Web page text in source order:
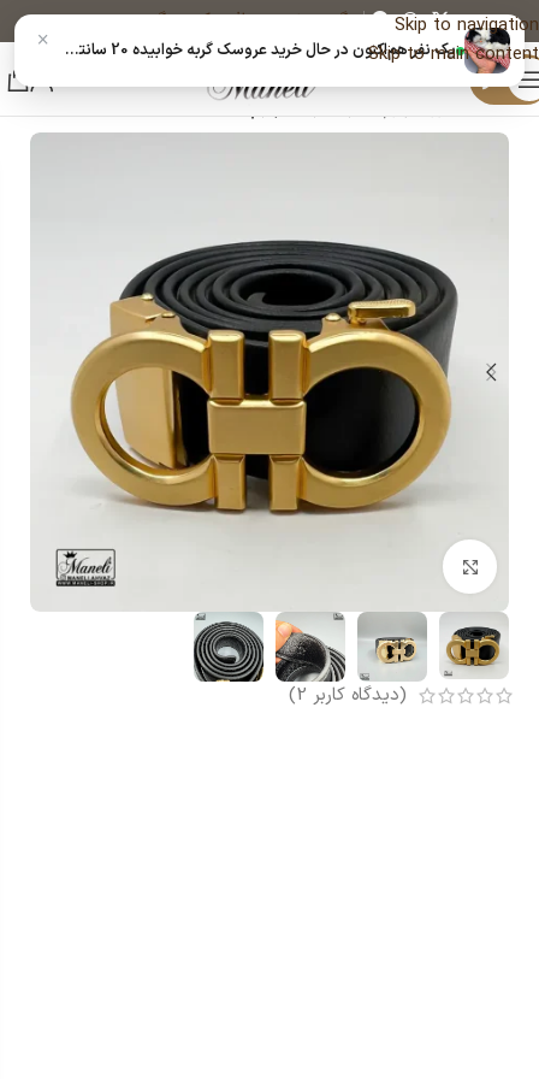
Skip to navigation
Skip to main content
پیگیری خریددریافت کد رهگیری پستی
منو
خانه اکسسوری چرم کمربند ریلی چرم
بزرگنمایی تصویر
(دیدگاه کاربر 2
)
یک نفر هم‌اکنون در حال خرید عروسک گربه خوابیده 20 سانتی | 14020318 است ×